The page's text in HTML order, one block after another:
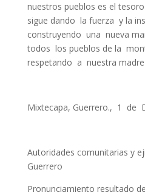
nuestros pueblos es el
sigue dando la fuerza y la
construyendo una nueva
todos los pueblos de la
respetando a nuestra madre
Mixtecapa, Guerrero., 1 de
Autoridades comunitarias y
Guerrero
Pronunciamiento resultado